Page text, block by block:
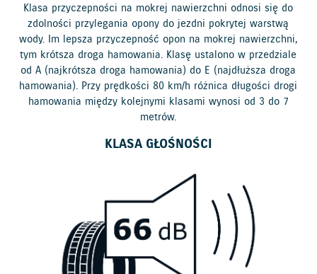
Klasa przyczepności na mokrej nawierzchni odnosi się do
zdolności przylegania opony do jezdni pokrytej warstwą
wody. Im lepsza przyczepność opon na mokrej nawierzchni,
tym krótsza droga hamowania. Klasę ustalono w przedziale
od A (najkrótsza droga hamowania) do E (najdłuższa droga
hamowania). Przy prędkości 80 km/h różnica długości drogi
hamowania między kolejnymi klasami wynosi od 3 do 7
metrów.
KLASA GŁOŚNOŚCI